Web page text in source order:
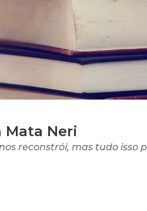
Mata Neri
reconstrói, mas tudo isso